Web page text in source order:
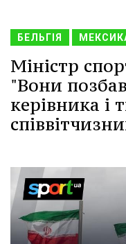
БЕЛЬГІЯ
Міністр
"Вони
керівника і